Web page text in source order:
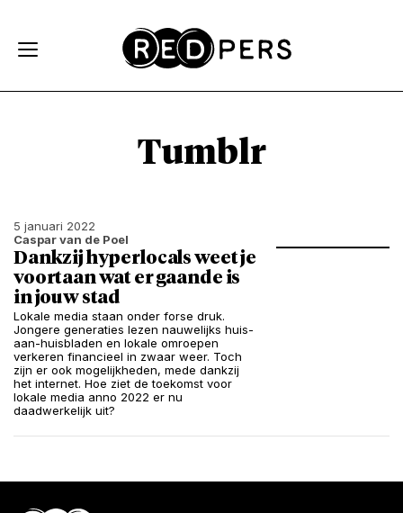
Tumblr
5 januari 2022
Caspar van de Poel
Dankzij hyperlocals weet je
voortaan wat er gaande is
in jouw stad
Lokale media staan onder forse druk.
Jongere generaties lezen nauwelijks huis-
aan-huisbladen en lokale omroepen
verkeren financieel in zwaar weer. Toch
zijn er ook mogelijkheden, mede dankzij
het internet. Hoe ziet de toekomst voor
lokale media anno 2022 er nu
daadwerkelijk uit?